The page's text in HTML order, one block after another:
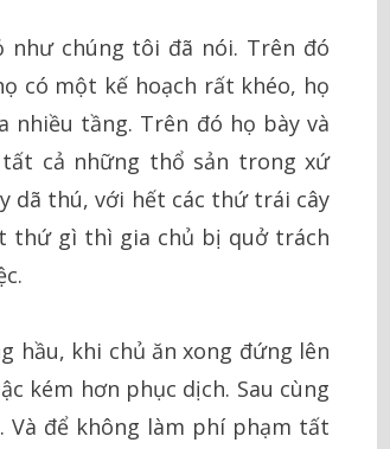
như chúng tôi đã nói. Trên đó
có một kế hoạch rất khéo, họ
tầng. Trên đó họ bày và
cả những thổ sản trong xứ
dã thú, với hết các thứ trái cây
thứ gì thì gia chủ bị quở trách
hầu, khi chủ ăn xong đứng lên
kém hơn phục dịch. Sau cùng
để không làm phí phạm tất